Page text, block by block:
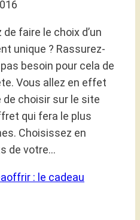
faire le choix d’un
unique ? Rassurez-
besoin pour cela de
Vous allez en effet
choisir sur le site
qui fera le plus
Choisissez en
de votre…
: le cadeau